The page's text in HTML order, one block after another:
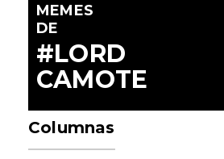
MEMES
DE
#LORD
CAMOTE
Columnas